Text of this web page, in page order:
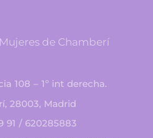
de Chamberí
108 – 1º int derecha.
28003, Madrid
91 / 620285883